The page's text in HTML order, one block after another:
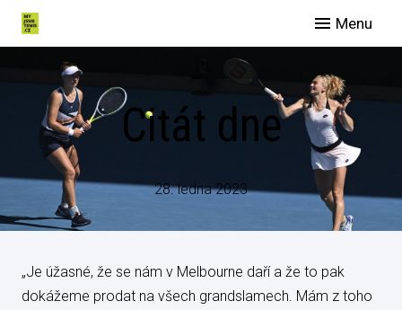
Menu
O nás
Citát dne
28. ledna 2023
„Je úžasné, že se nám v Melbourne daří a že to pak
dokážeme prodat na všech grandslamech. Mám z toho